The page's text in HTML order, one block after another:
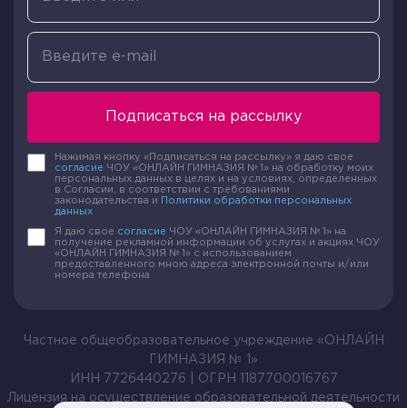
Подписаться на рассылку
Нажимая кнопку «Подписаться на рассылку» я даю свое
согласие ЧОУ «ОНЛАЙН ГИМНАЗИЯ № 1» на обработку моих
персональных данных в целях и на условиях, определенных
в Согласии, в соответствии с требованиями
законодательства и
Политики обработки персональных
данных
Я даю свое согласие ЧОУ «ОНЛАЙН ГИМНАЗИЯ № 1» на
получение рекламной информации об услугах и акциях ЧОУ
«ОНЛАЙН ГИМНАЗИЯ № 1» с использованием
предоставленного мною адреса электронной почты и/или
номера телефона
Частное общеобразовательное учреждение «ОНЛАЙН
ГИМНАЗИЯ № 1»
ИНН 7726440276 | ОГРН 1187700016767
Лицензия на осуществление образовательной деятельности